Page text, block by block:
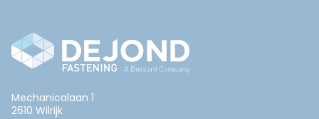
Mechanicalaan 1
2610 Wilrijk